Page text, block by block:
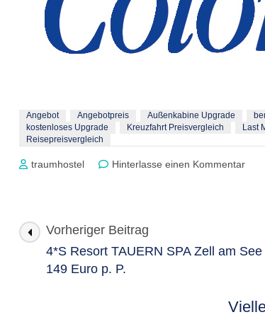
Angebot Angebotpreis Außenkabine Upgrade
kostenloses Upgrade
Kreuzfahrt Preisvergleich Last
Reisepreisvergleich
traumhostel Hinterlasse einen Kommentarzu
Kiel
Beitragsnavigation
Vorheriger Beitrag
4*S Resort TAUERN SPA Zell am
149 Euro p. P.